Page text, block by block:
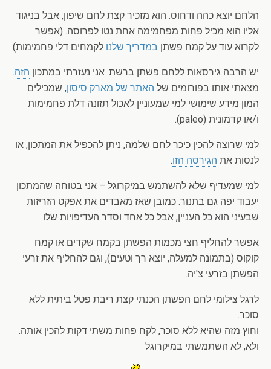
הלחם יוצא כהה ודחוס. הוא מזכיר קצת לחם שיפון, אבל בניגוד
אליו הוא מכיל פחות מפחמימה אחת נטו לפרוסה. (אפשר
לקרוא עוד על קמח פשתן במדריך שלנו לקמחים דלי פחמימות)
יש הרבה גירסאות ללחם פשתן ברשת. אני נעזרתי במתכון הזה.
מצאתי אותו בפורומים של האתר של מארק סיסון, שמכילים
המון מידע שימושי למי שמעוניין לאכול תזונה דלת פחמימות
ו/או קדמונית (paleo).
למי שרוצה להכין כיכר לחם שלמה, ניתן להכפיל את המתכון, או
לנסות את הגירסה הזו.
למי שמעדיף שלא להשתמש במיקרוגל – אני בטוחה שהמתכון
יעבוד יפה גם בתנור. כמובן שאז מאבדים את אפקט הזריזות
שבעיני הוא כל העניין, אבל כל אחד וסדר העדיפויות שלו.
אפשר להחליף חצי מכמות הפשתן בקמח שקדים או קמח
קוקוס (בתמונה למעלה, יוצא רך וטעים), וגם להחליף את זרעי
הפשתן בזרעי צ'יה.
לרגל צילומי לחם הפשתן הכנתי קצת ריבת פטל ביתית ללא
סוכר.
וחוץ מזה שהיא ללא סוכר, לקח פחות משתי דקות להכין אותה.
ולא, לא השתמשתי במיקרוגל